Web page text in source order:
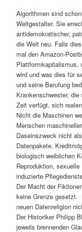
Algorithmen sind
Weltgestalter. Sie
antidemokratischer,
die Welt neu. Falls
mal den Amazon-
Plattformkapitalismus,
wird und was dies für
und seine Berufung
Krankenschwester,
Zeit verfügt, sich
Nicht die Maschinen
Menschen
Daseinszweck nicht
Datenpakete,
biologisch weiblichen
Reproduktion,
induzierte
Der Macht der
keine Grenze gesetzt.
neuen Datenreligion
Der Historiker Philipp
jeweils brennenden